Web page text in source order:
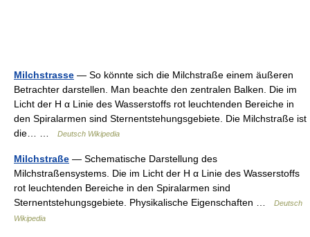
Milchstrasse — So könnte sich die Milchstraße einem äußeren
Betrachter darstellen. Man beachte den zentralen Balken. Die im
Licht der H α Linie des Wasserstoffs rot leuchtenden Bereiche in
den Spiralarmen sind Sternentstehungsgebiete. Die Milchstraße ist
die… …
Deutsch Wikipedia
Milchstraße — Schematische Darstellung des
Milchstraßensystems. Die im Licht der H α Linie des Wasserstoffs
rot leuchtenden Bereiche in den Spiralarmen sind
Sternentstehungsgebiete. Physikalische Eigenschaften …
Deutsch
Wikipedia